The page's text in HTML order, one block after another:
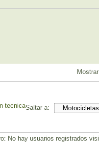
tecnicaSaltar a:
No hay usuarios registrados